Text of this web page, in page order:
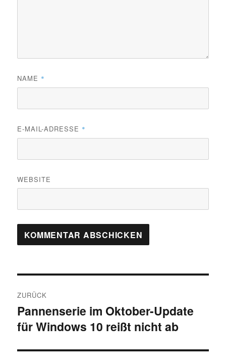
NAME *
E-MAIL-ADRESSE *
WEBSITE
ZURÜCK
Vorheriger
Beitrag:
Pannenserie im Oktober-Update
für Windows 10 reißt nicht ab